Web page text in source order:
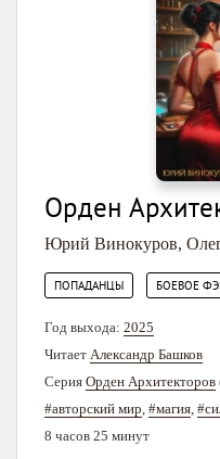
Орден
Юрий Винокуров,
ПОПАДАНЦЫ БОЕВОЕ
Год выхода: 2025
Читает Александр Башков
Серия Орден Архитекторов
#авторский мир #магия
8 часов 25 минут